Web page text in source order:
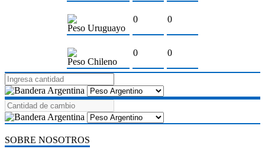
Peso Uruguayo
0 0
Peso Chileno
0 0
SOBRE NOSOTROS